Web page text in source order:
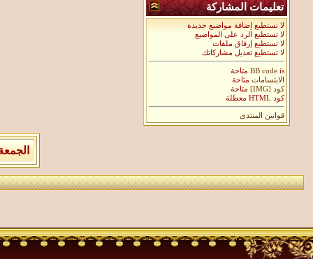
تعليمات المشاركة
لا تستطيع إضافة مواضيع جديدة
لا تستطيع الرد على المواضيع
لا تستطيع إرفاق ملفات
لا تستطيع تعديل مشاركاتك
BB codeis متاحة
الابتسامات متاحة
كود [IMG]
متاحة
كود HTML معطلة
قوانين المنتدى
الجمعة 7 من اغسطس 2026 , الساعة الان